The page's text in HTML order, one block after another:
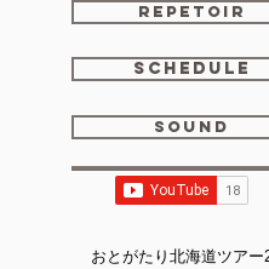
repetoir
schedule
sound
おとがたり北海道ツアー